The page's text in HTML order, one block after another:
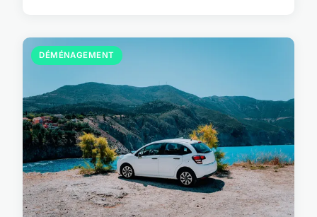
DÉMÉNAGEMENT